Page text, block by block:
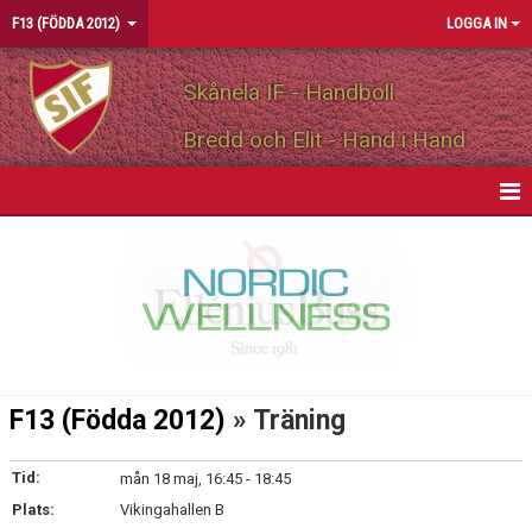
F13 (FÖDDA 2012) LOGGA IN
Skånela IF - Handboll
Bredd och Elit - Hand i Hand
F13 (Födda 2012) » Träning
Tid:
mån 18 maj, 16:45 - 18:45
Plats:
Vikingahallen B